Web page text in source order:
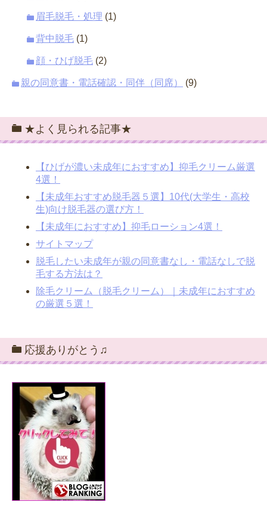
眉毛脱毛・処理 (1)
背中脱毛 (1)
顔・ひげ脱毛 (2)
親の同意書・電話確認・同伴（同席） (9)
★よく見られる記事★
【ひげが濃い未成年におすすめ】抑毛クリーム厳選
4選！
【未成年おすすめ脱毛器５選】10代(大学生・高校
生)向け脱毛器の選び方！
【未成年におすすめ】抑毛ローション4選！
サイトマップ
脱毛したい未成年が親の同意書なし・電話なしで脱
毛する方法は？
除毛クリーム（脱毛クリーム）｜未成年におすすめ
の厳選５選！
応援ありがとう♫